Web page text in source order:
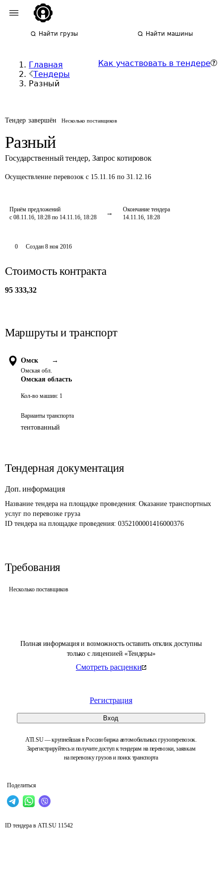
Найти грузы Найти машины
Главная
Тендеры
Разный
Как участвовать в тендере
Тендер завершён Несколько поставщиков
Разный
Государственный тендер, Запрос котировок
Осуществление перевозок с 15.11.16 по 31.12.16
Приём предложений
с 08.11.16, 18:28 по 14.11.16, 18:28
Окончание тендера
14.11.16, 18:28
Полная информация и возможность оставить отклик доступны
только с лицензией «Тендеры»
Смотреть расценки
Регистрация
Вход
ATI.SU — крупнейшая в России биржа автомобильных грузоперевозок.
Зарегистрируйтесь и получите доступ к тендерам на перевозки, заявкам
на перевозку грузов и поиск транспорта
Поделиться
0 Создан 8 ноя 2016
Стоимость контракта
95 333,32
Маршруты и транспорт
Омск →
Омская обл.
Омская область
Кол-во машин: 1
Варианты транспорта
тентованный
Тендерная документация
Доп. информация
Название тендера на площадке проведения: Оказание транспортных
услуг по перевозке груза
ID тендера на площадке проведения: 0352100001416000376
Требования
Несколько поставщиков
ID тендера в ATI.SU 11542